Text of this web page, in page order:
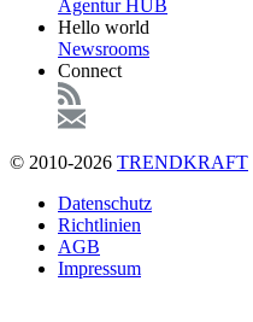
Agentur HUB
Hello world
Newsrooms
Connect
© 2010-2026 TRENDKRAFT
FußzeileDatenschutz
Richtlinien
AGB
Impressum